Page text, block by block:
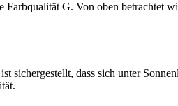
G. Von oben betrachtet
sichergestellt, dass sich unter